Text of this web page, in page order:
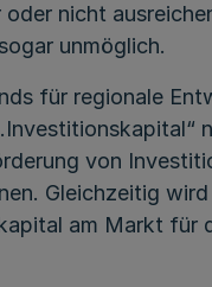
nicht
unmöglich.
für regionale
von
Gleichzeitig
am Markt für